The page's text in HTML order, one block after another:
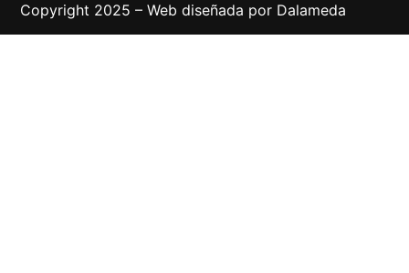
Copyright 2025 – Web diseñada por Dalameda